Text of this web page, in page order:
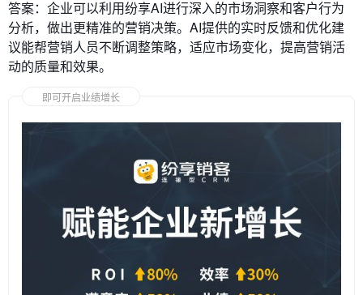
答案：企业可以利用纷享AI进行深入的市场洞察和客户行为
分析，做出更精准的营销决策。AI提供的实时反馈和优化建
议能帮营销人员不断调整策略，适应市场变化，提高营销活
动的质量和效果。
即可开启业绩增长